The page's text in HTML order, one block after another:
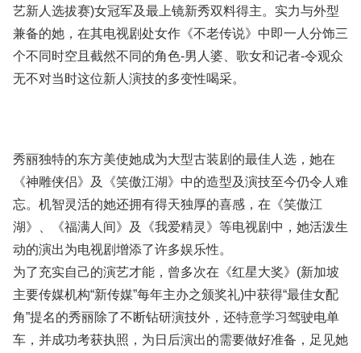
艺新人选拔赛)女冠军及最上镜新秀双料得主。实力与外型
兼备的她，在其电视剧处女作《不老传说》中即一人分饰三
个不同时空且截然不同的角色-男人婆、歌女和记者-令观众
无不对当时这位新人演技的多变性喝采。
秀丽独特的东方美使她成为大型古装剧的最佳人选，她在
《神雕侠侣》及《笑傲江湖》中的造型及演技至今仍令人难
忘。机智灵活的她还拥有得天独厚的喜感，在《笑傲江
湖》、《福满人间》及《我爱精灵》等电视剧中，她活泼生
动的演出为电视剧增添了许多娱乐性。
为了充实自己的演艺才能，曾多次在《红星大奖》(新加坡
主要传媒机构“新传媒”每年主办之颁奖礼)中获得“最佳女配
角”提名的秀丽除了不断钻研演技外，还特意学习驾驶电单
车，并成功考获执照，为日后演出的需要做好准备，足见她